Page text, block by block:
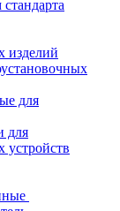
изделий
для
для
устройств